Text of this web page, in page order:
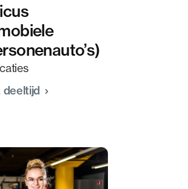
deeltijd